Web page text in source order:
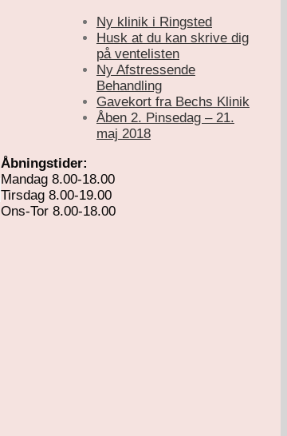
Ny klinik i Ringsted
Husk at du kan skrive dig
på ventelisten
Ny Afstressende
Behandling
Gavekort fra Bechs Klinik
Åben 2. Pinsedag – 21.
maj 2018
Åbningstider:
Mandag 8.00-18.00
Tirsdag 8.00-19.00
Ons-Tor 8.00-18.00